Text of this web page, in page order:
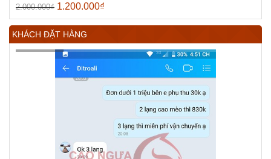
Được xếp
hạng5.005
sao
2.000.000₫ Giá
gốc
là:
2.000.000₫.
1.200.000₫
hiện
là:
1.200.000₫.
KHÁCH ĐẶT HÀNG